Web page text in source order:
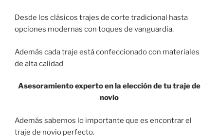
Desde los clásicos trajes de corte tradicional hasta
opciones modernas con toques de vanguardia.
Además cada traje está confeccionado con materiales
de alta calidad
Asesoramiento experto en la elección de tu traje de
novio
Además sabemos lo importante que es encontrar el
traje de novio perfecto.